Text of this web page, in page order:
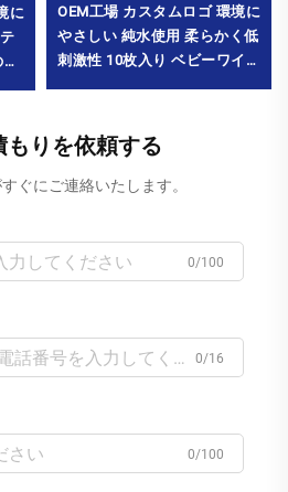
に
OEM工場 カスタムロゴ 環境に
やさしい 純水使用 柔らかく低
刺激性 10枚入り ベビーワイプ
もりを依頼する
ぐにご連絡いたします。
0/100
0/16
0/100